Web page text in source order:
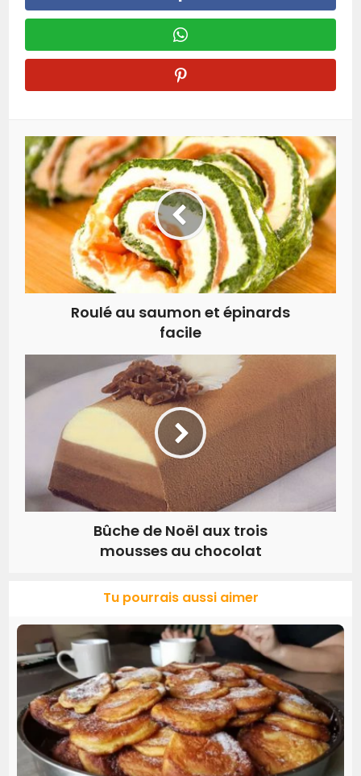
Roulé au saumon et épinards
facile
Bûche de Noël aux trois
mousses au chocolat
Tu pourrais aussi aimer